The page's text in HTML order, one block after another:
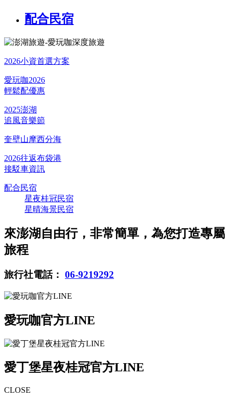
配合民宿
2026小資首選方案
愛玩咖2026
輕鬆配優惠
2025澎湖
追風音樂節
奎壁山摩西分海
2026往返布袋港
接駁車資訊
配合民宿
星夜桂冠民宿
星晴海景民宿
來澎湖自由行，非常簡單，為您打造專屬
旅程
旅行社電話： 06-9219292
愛玩咖官方LINE
愛丁堡星夜桂冠官方LINE
CLOSE